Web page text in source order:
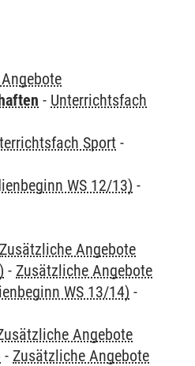
- Unterrichtsfach
Sport -
WS 12/13) -
Zusätzliche Angebote
- Zusätzliche Angebote
WS 13/14) -
Angebote
- Zusätzliche Angebote